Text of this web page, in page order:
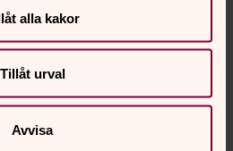
alla kakor
Tillåt urval
Avvisa
2319268